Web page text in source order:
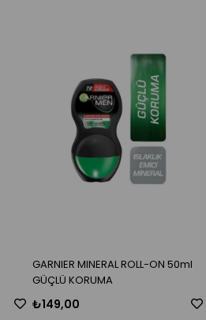
GARNIER MINERAL ROLL-ON 50ml
GÜÇLÜ KORUMA
₺149,00